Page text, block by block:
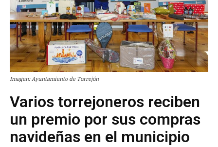
Imagen: Ayuntamiento de Torrejón
Varios torrejoneros reciben
un premio por sus compras
navideñas en el municipio